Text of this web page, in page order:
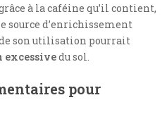
à la caféine qu’il contient,
source d’enrichissement
de son utilisation pourrait
excessivedu sol.
pour